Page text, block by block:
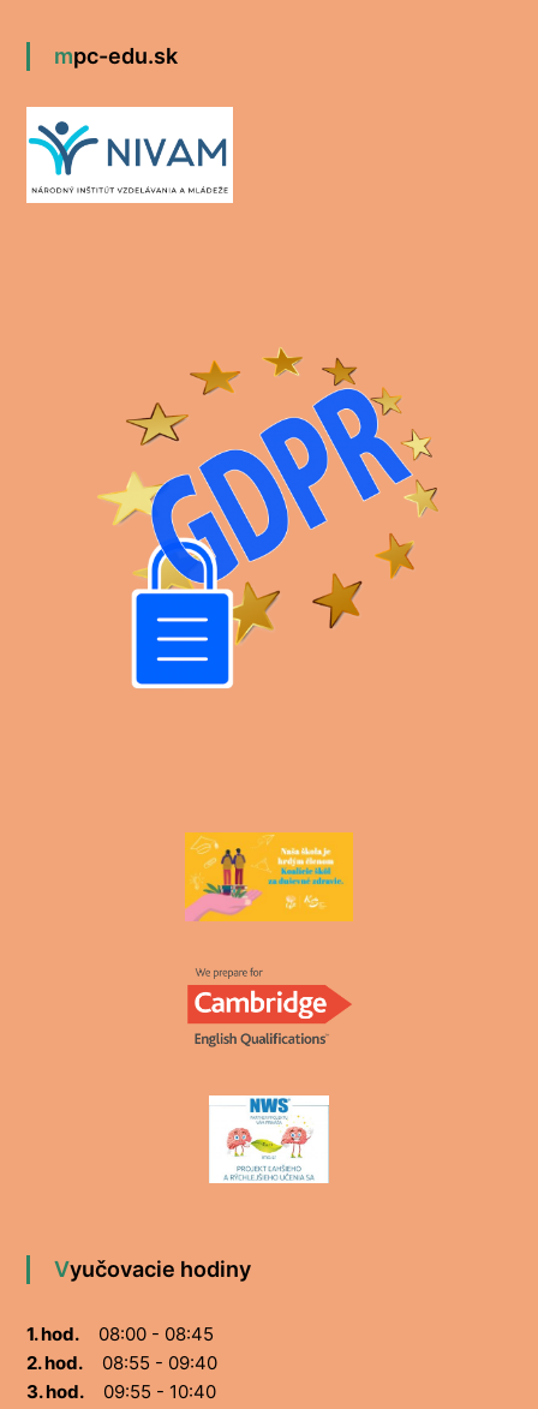
mpc-edu.sk
Vyučovacie hodiny
1. hod.08:00 - 08:45
2. hod.08:55 - 09:40
3. hod.09:55 - 10:40